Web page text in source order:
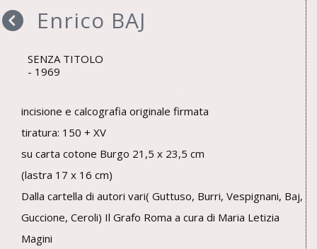
Enrico BAJ
SENZA TITOLO
1969
incisione e calcografia originale firmata
tiratura: 150 + XV
su carta cotone Burgo 21,5 x 23,5 cm
(lastra 17 x 16 cm)
Dalla cartella di autori vari( Guttuso, Burri, Vespignani, Baj,
Guccione, Ceroli) Il Grafo Roma a cura di Maria Letizia
Magini